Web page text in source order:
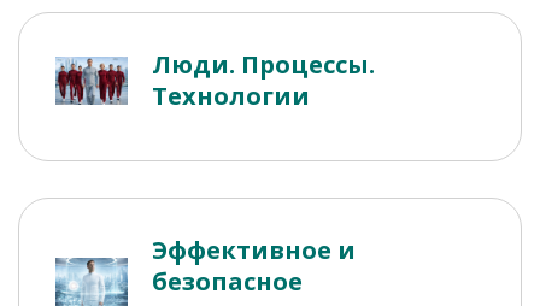
Люди. Процессы.
Технологии
Эффективное и
безопасное